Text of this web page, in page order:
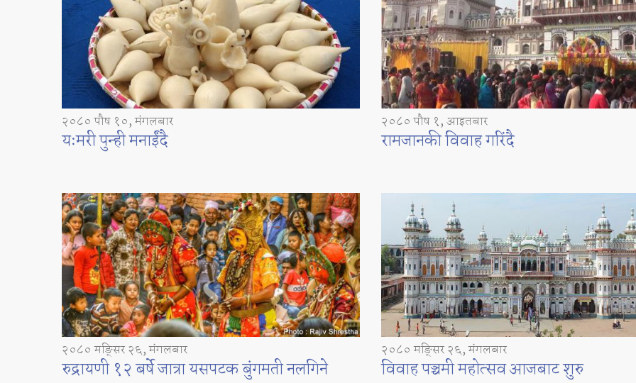
२०८० पौष १०, मंगलबार
यःमरी पुन्ही मनाईंदै
२०८० पौष १, आइतबार
रामजानकी विवाह गरिंदै
२०८० मङ्सिर २६, मंगलबार
रुद्रायणी १२ बर्षे जात्रा यसपटक बुंगमती नलगिने
२०८० मङ्सिर २६, मंगलबार
विवाह पञ्चमी महोत्सव आजबाट शुरु